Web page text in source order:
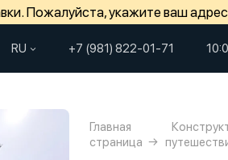
Пожалуйста, укажите ваш
RU +7 (981) 822-01-71
Главная
страница